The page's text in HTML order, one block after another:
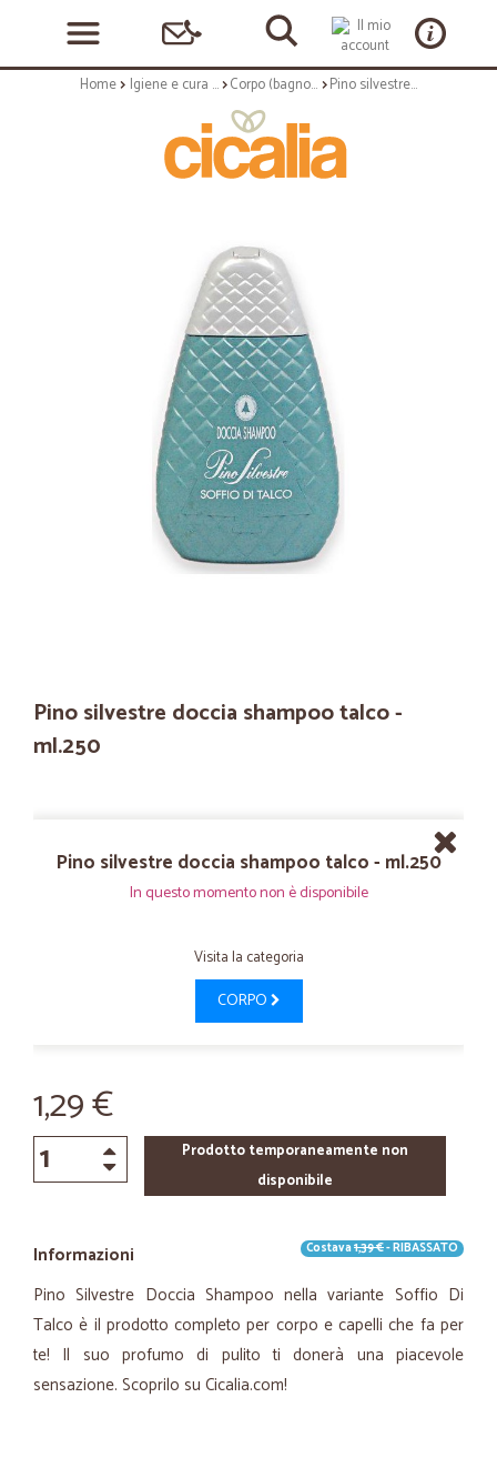
Home Igiene e cura personale Corpo (bagnoschiuma, crema corpo) Pino silvestre doccia shampoo talco - ml.250
Pino silvestre doccia shampoo talco -
ml.250
Pino silvestre doccia shampoo talco - ml.250
In questo momento non è disponibile
Visita la categoria
CORPO
1,29 €
Prodotto temporaneamente non
disponibile
Informazioni Costava1,39 €- RIBASSATO
Pino Silvestre Doccia Shampoo nella variante Soffio Di
Talco è il prodotto completo per corpo e capelli che fa per
te! Il suo profumo di pulito ti donerà una piacevole
sensazione. Scoprilo su Cicalia.com!